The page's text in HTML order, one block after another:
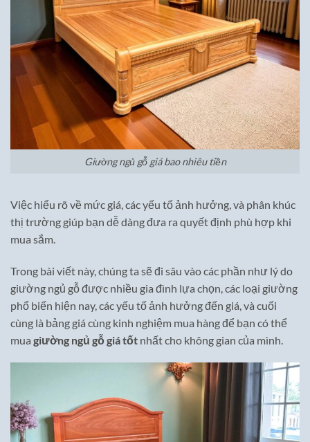
Giường ngủ gỗ giá bao nhiêu tiền
Việc hiểu rõ về mức giá, các yếu tố ảnh hưởng, và phân khúc
thị trường giúp bạn dễ dàng đưa ra quyết định phù hợp khi
mua sắm.
Trong bài viết này, chúng ta sẽ đi sâu vào các phần như lý do
giường ngủ gỗ được nhiều gia đình lựa chọn, các loại giường
phổ biến hiện nay, các yếu tố ảnh hưởng đến giá, và cuối
cùng là bảng giá cùng kinh nghiệm mua hàng để bạn có thể
mua giường ngủ gỗ giá tốt nhất cho không gian của mình.